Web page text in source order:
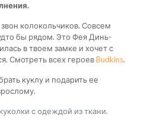
колокольчиков. Совсем
бы рядом. Это Фея Динь-
в твоем замке и хочет с
Смотреть всех героевBudkins.
куклу и подарить ее
с одеждой из ткани.